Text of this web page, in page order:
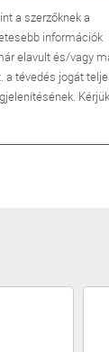
a szerzőknek a
információk
elavult és/vagy
a tévedés jogát